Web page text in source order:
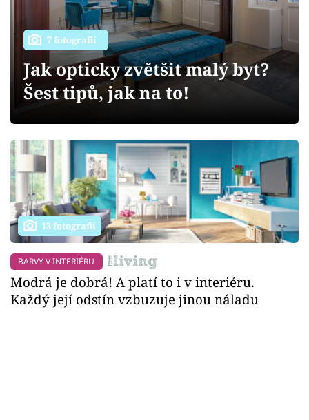
Přihlášení
Sledujte nás
7 fotografií
Jak opticky zvětšit malý byt?
Šest tipů, jak na to!
13 fotografií
BARVY V INTERIÉRU
Modrá je dobrá! A platí to i v interiéru.
Každý její odstín vzbuzuje jinou náladu